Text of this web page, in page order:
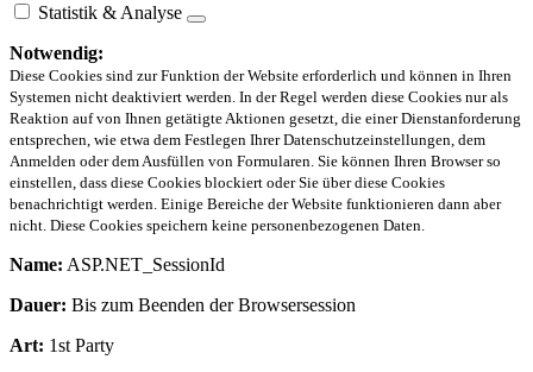
Statistik & Analyse
Notwendig:
Diese Cookies sind zur Funktion der Website erforderlich und können in Ihren
Systemen nicht deaktiviert werden. In der Regel werden diese Cookies nur als
Reaktion auf von Ihnen getätigte Aktionen gesetzt, die einer Dienstanforderung
entsprechen, wie etwa dem Festlegen Ihrer Datenschutzeinstellungen, dem
Anmelden oder dem Ausfüllen von Formularen. Sie können Ihren Browser so
einstellen, dass diese Cookies blockiert oder Sie über diese Cookies
benachrichtigt werden. Einige Bereiche der Website funktionieren dann aber
nicht. Diese Cookies speichern keine personenbezogenen Daten.
Name: ASP.NET_SessionId
Dauer: Bis zum Beenden der Browsersession
Art: 1st Party